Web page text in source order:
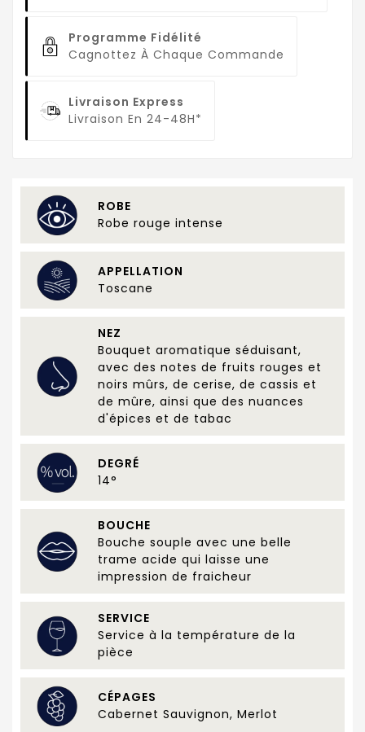
Programme Fidélité
Cagnottez À Chaque Commande
Livraison Express
Livraison En 24-48H*
ROBE
Robe rouge intense
APPELLATION
Toscane
NEZ
Bouquet aromatique séduisant,
avec des notes de fruits rouges et
noirs mûrs, de cerise, de cassis et
de mûre, ainsi que des nuances
d'épices et de tabac
DEGRÉ
14°
BOUCHE
Bouche souple avec une belle
trame acide qui laisse une
impression de fraicheur
SERVICE
Service à la température de la
pièce
CÉPAGES
Cabernet Sauvignon, Merlot